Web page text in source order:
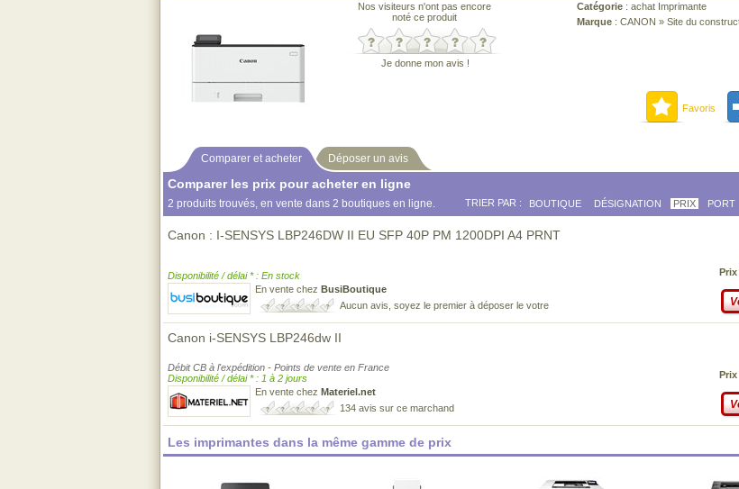
Nos visiteurs n'ont pas encore
noté ce produit
Je donne mon avis !
Catégorie : achat Imprimante
Marque : CANON » Site du
Favoris
Comparer et acheter Déposer un avis
Comparer les prix pour acheter en ligne
2 produits trouvés, en vente dans 2 boutiques en ligne. TRIER PAR : BOUTIQUE DÉSIGNATION PRIX PORT
Canon : I-SENSYS LBP246DW II EU SFP 40P PM 1200DPI A4 PRNT
Disponibilité / délai * : En stock
En vente chez BusiBoutique
Aucun avis, soyez le premier à déposer le votre
Prix
Canon i-SENSYS LBP246dw II
Débit CB à l'expédition - Points de vente en France
Disponibilité / délai * : 1 à 2 jours
En vente chez Materiel.net
134 avis sur ce marchand
Prix
Les imprimantes dans la même gamme de prix